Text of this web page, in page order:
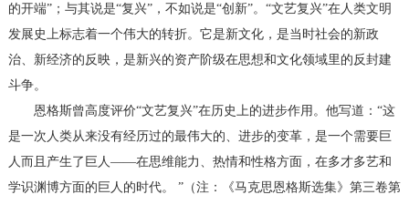
的开端”；与其说是“复兴”，不如说是“创新”。“文艺复兴”在人类文明
发展史上标志着一个伟大的转折。它是新文化，是当时社会的新政
治、新经济的反映，是新兴的资产阶级在思想和文化领域里的反封建
斗争。
恩格斯曾高度评价“文艺复兴”在历史上的进步作用。他写道：“这
是一次人类从来没有经历过的最伟大的、进步的变革，是一个需要巨
人而且产生了巨人——在思维能力、热情和性格方面，在多才多艺和
学识渊博方面的巨人的时代。 ”（注：《马克思恩格斯选集》第三卷第